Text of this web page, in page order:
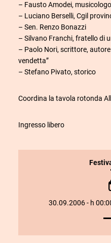
– Fausto Amodei,
– Luciano Berselli, Cgil
– Sen. Renzo Bonazzi
– Silvano Franchi, fratello di
– Paolo Nori, scrittore,
vendetta”
– Stefano Pivato, storico
Coordina la tavola rotonda
Ingresso libero
INFORMAZIONI
30.09.2006 - h